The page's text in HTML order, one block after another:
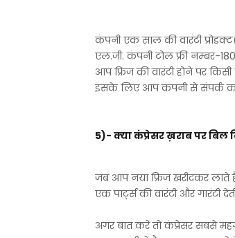
कंपनी एक साल की वारंटी
एल.जी. कंपनी टोल फ्री नम्बर-
आप फ्रिज की वारंटी होने पर
इसके लिए आप कंपनी से संपर्क
5)- क्या कंप्रेसर ख़राब पर बिल
जब आप नया फ्रिज खरीदकर
एक पार्ट्स की वारंटी और गारंटी
अगर बात करें तो कंप्रेसर सबसे